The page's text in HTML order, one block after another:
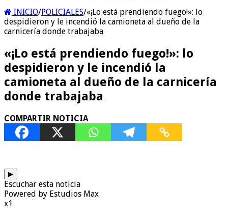
INICIO/POLICIALES/«¡Lo está prendiendo fuego!»: lo
despidieron y le incendió la camioneta al dueño de la
carnicería donde trabajaba
«¡Lo está prendiendo fuego!»: lo
despidieron y le incendió la
camioneta al dueño de la carnicería
donde trabajaba
COMPARTIR NOTICIA
▶
Escuchar esta noticia
Powered by Estudios Max
x1